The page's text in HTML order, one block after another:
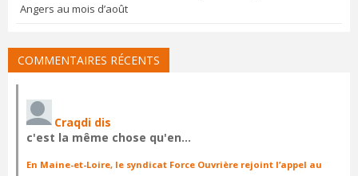
Angers au mois d’août
COMMENTAIRES RÉCENTS
Craqdi dis
c'est la même chose qu'en…
En Maine-et-Loire, le syndicat Force Ouvrière rejoint l’appel au